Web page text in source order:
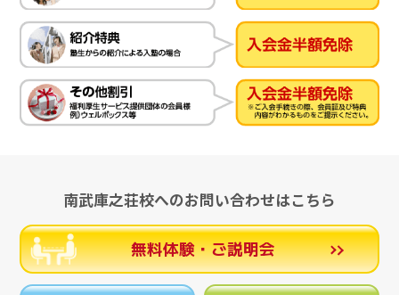
南武庫之荘校へのお問い合わせはこちら
無料体験・ご説明会